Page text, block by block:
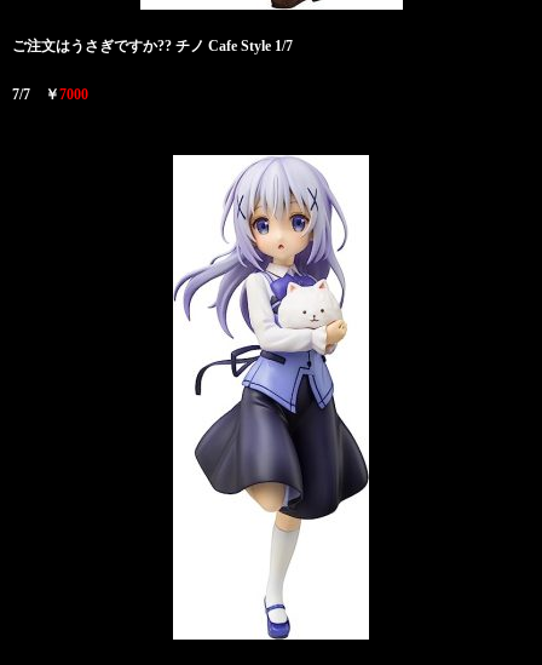
ご注文はうさぎですか?? チノ Cafe Style 1/7
7/7 ￥7000